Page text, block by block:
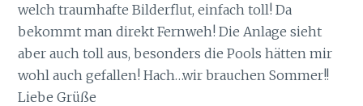
welch traumhafte Bilderflut, einfach toll! Da
bekommt man direkt Fernweh! Die Anlage sieht
aber auch toll aus, besonders die Pools hätten mir
wohl auch gefallen! Hach…wir brauchen Sommer!!
Liebe Grüße